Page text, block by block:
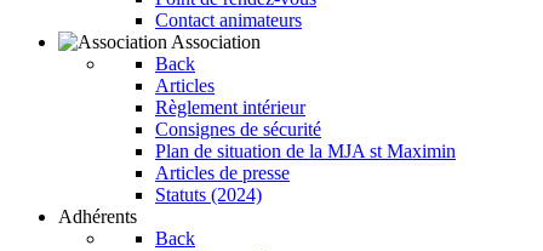
Contact animateurs
Association
Back
Articles
Règlement intérieur
Consignes de sécurité
Plan de situation de la MJA st Maximin
Articles de presse
Statuts (2024)
Adhérents
Back